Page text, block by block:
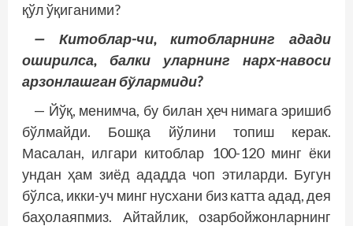
қўл ўқиганими?
— Китоблар-чи, китобларнинг адади
оширилса, балки уларнинг нарх-навоси
арзонлашган бўлармиди?
— Йўқ, менимча, бу билан ҳеч нимага эришиб
бўлмайди. Бошқа йўлини топиш керак.
Масалан, илгари китоблар 100-120 минг ёки
ундан ҳам зиёд ададда чоп этиларди. Бугун
бўлса, икки-уч минг нусхани биз катта адад, дея
баҳолаяпмиз. Айтайлик, озарбойжонларнинг